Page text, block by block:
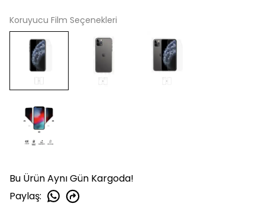
Koruyucu Film Seçenekleri
Bu Ürün Aynı Gün Kargoda!
Paylaş: